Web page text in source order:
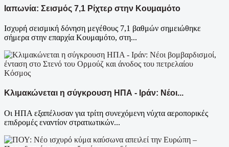
Ιαπωνία: Σεισμός 7,1 Ρίχτερ στην Κουμαμότο
Ισχυρή σεισμική δόνηση μεγέθους 7,1 βαθμών σημειώθηκε
σήμερα στην επαρχία Κουμαμότο, στη...
Κόσμος
Κλιμακώνεται η σύγκρουση ΗΠΑ - Ιράν: Νέοι...
Οι ΗΠΑ εξαπέλυσαν για τρίτη συνεχόμενη νύχτα αεροπορικές
επιδρομές εναντίον στρατιωτικών...